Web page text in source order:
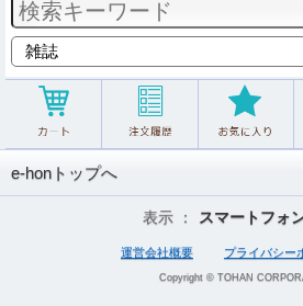
e-honトップへ
表示 ： スマートフォ
運営会社概要 プライバシー
Copyright © TOHAN